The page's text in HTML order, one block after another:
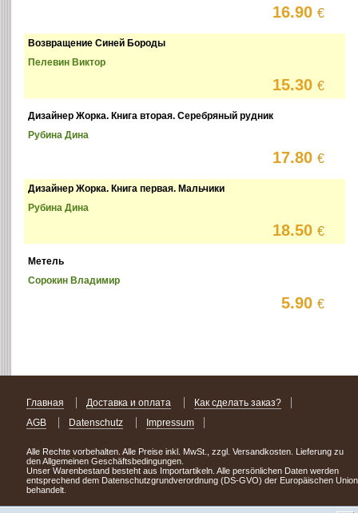
16.90€
Возвращение Синей Бороды
Пелевин Виктор
15.30€
Дизайнер Жорка. Книга вторая. Серебряный рудник
Рубина Дина
17.80€
Дизайнер Жорка. Книга первая. Мальчики
Рубина Дина
18.50€
Метель
Сорокин Владимир
5.90€
Главная Доставка и оплата
Как сделать заказ?
AGB
Datenschutz Impressum
Alle Rechte vorbehalten. Alle Preise inkl. MwSt., zzgl. Versandkosten. Lieferung zu
den Allgemeinen Geschäftsbedingungen.
Unser Warenbestand besteht aus Importartikeln. Alle persönlichen Daten werden
entsprechend dem Datenschutzgrundverordnung (DS-GVO) der Europäischen Union
behandelt.
Сделав заказ сегодня, уже через день или два Вы можете стать обладателем